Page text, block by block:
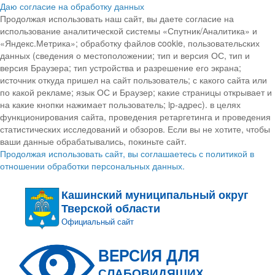
Даю согласие на обработку данных
Продолжая использовать наш сайт, вы даете согласие на
использование аналитической системы «Спутник/Аналитика» и
«Яндекс.Метрика»; обработку файлов cookie, пользовательских
данных (сведения о местоположении; тип и версия ОС, тип и
версия Браузера; тип устройства и разрешение его экрана;
источник откуда пришел на сайт пользователь; с какого сайта или
по какой рекламе; язык ОС и Браузер; какие страницы открывает и
на какие кнопки нажимает пользователь; ip-адрес). в целях
функционирования сайта, проведения ретаргетинга и проведения
статистических исследований и обзоров. Если вы не хотите, чтобы
ваши данные обрабатывались, покиньте сайт.
Продолжая использовать сайт, вы соглашаетесь с политикой в
отношении обработки персональных данных.